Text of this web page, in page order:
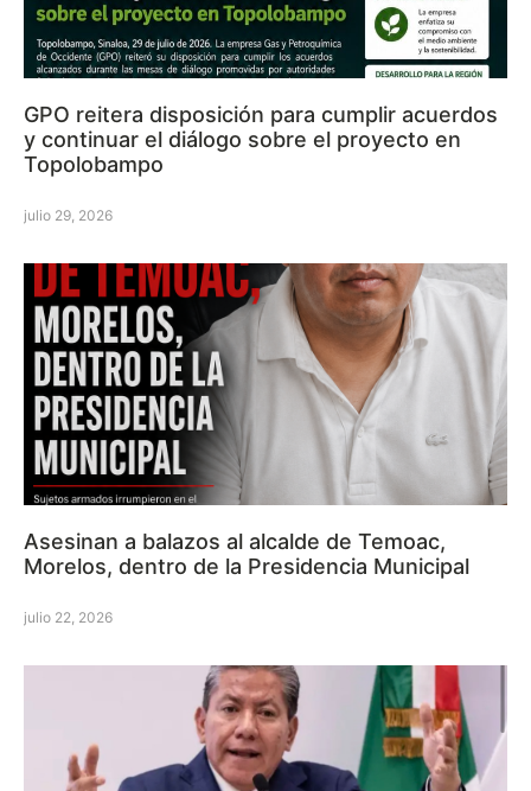
GPO reitera disposición para cumplir acuerdos
y continuar el diálogo sobre el proyecto en
Topolobampo
julio 29, 2026
Asesinan a balazos al alcalde de Temoac,
Morelos, dentro de la Presidencia Municipal
julio 22, 2026